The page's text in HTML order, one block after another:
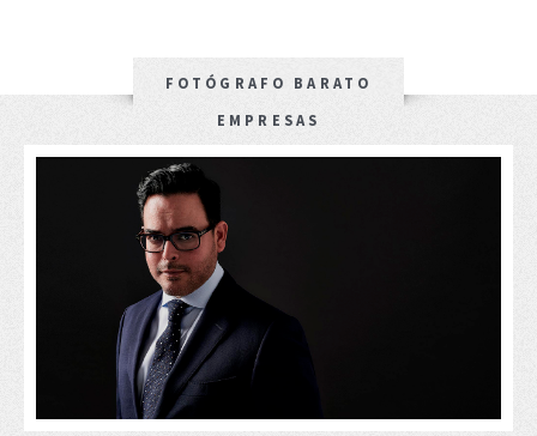
FOTÓGRAFO BARATO
EMPRESAS